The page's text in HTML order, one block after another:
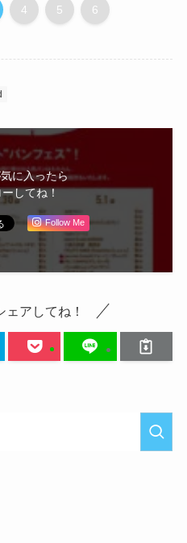
4 5 6
に入ったら
してね！
Follow Me
ェアしてね！